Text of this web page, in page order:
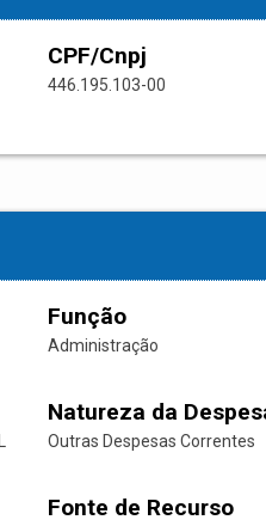
CPF/Cnpj
446.195.103-00
Função
Administração
Natureza da
Outras Despesas Correntes
Fonte de Recurso